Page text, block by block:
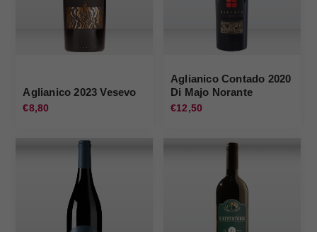
Aglianico 2023 Vesevo
€8,80
Aglianico Contado 2020
Di Majo Norante
€12,50